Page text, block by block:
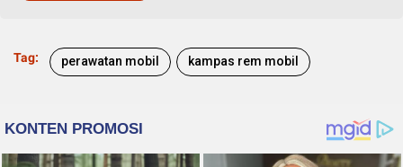
Tag: perawatan mobil kampas rem mobil